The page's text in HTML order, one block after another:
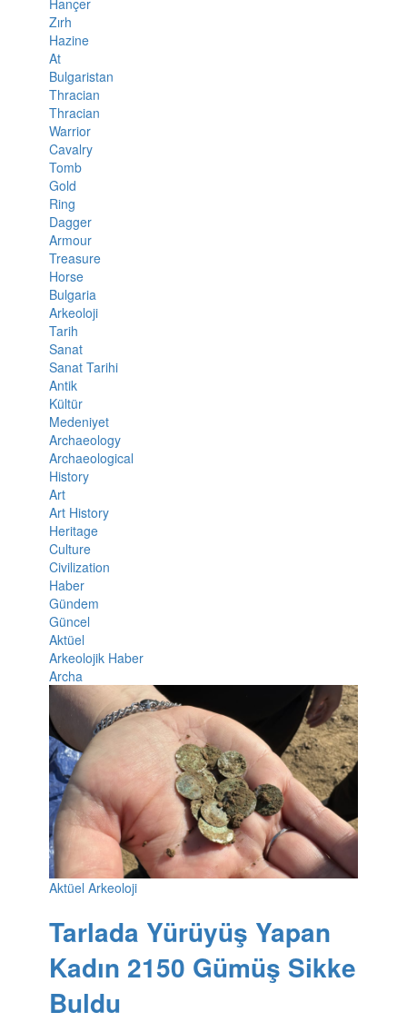
Zırh
Hazine
At
Bulgaristan
Thracian
Thracian
Warrior
Cavalry
Tomb
Gold
Ring
Dagger
Armour
Treasure
Horse
Bulgaria
Arkeoloji
Tarih
Sanat
Sanat Tarihi
Antik
Kültür
Medeniyet
Archaeology
Archaeological
History
Art
Art History
Heritage
Culture
Civilization
Haber
Gündem
Güncel
Aktüel
Arkeolojik Haber
Archa
Aktüel Arkeoloji
Tarlada Yürüyüş Yapan
Kadın 2150 Gümüş Sikke
Buldu